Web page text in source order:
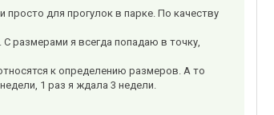
для прогулок в парке. По качеству
размерами я всегда попадаю в точку,
к определению размеров. А то
1 раз я ждала 3 недели.